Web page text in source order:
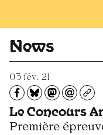
News
03 fév. 21
Partagez sur Facebook
Partager sur
Partager sur
Le Concours
Première